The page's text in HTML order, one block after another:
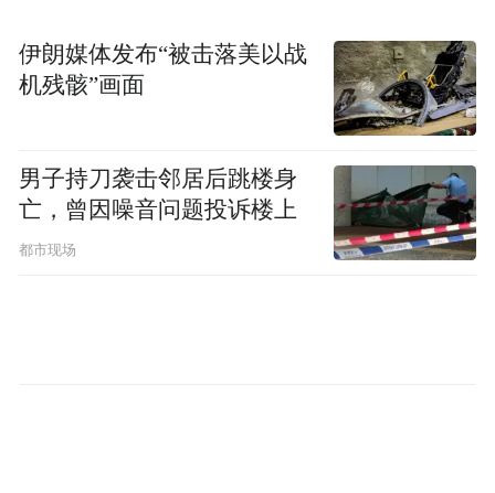
周年大会精神”系列主题活动，通过专题党
课、入户宣讲、党员志愿服务、走访慰问老
党员等形式，推动大会精神进村庄、进农
的强大合力，奋力书写界牌镇高质量发展新
篇章。
伊朗媒体发布“被击落美以战
机残骸”画面
男子持刀袭击邻居后跳楼身
亡，曾因噪音问题投诉楼上
都市现场